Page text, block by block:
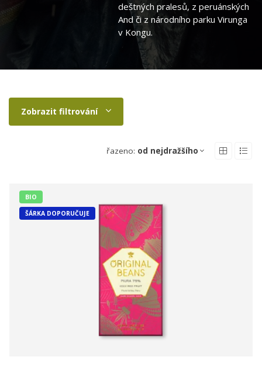
deštných pralesů, z peruánských
And či z národního parku Virunga
v Kongu.
Zobrazit filtrování
řazeno: od nejdražšího
BIO
ŠÁRKA DOPORUČUJE